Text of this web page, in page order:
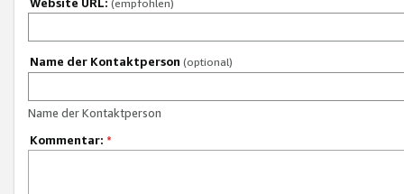
(empfohlen)
Name der Kontaktperson (optional)
Name der Kontaktperson
Kommentar: *